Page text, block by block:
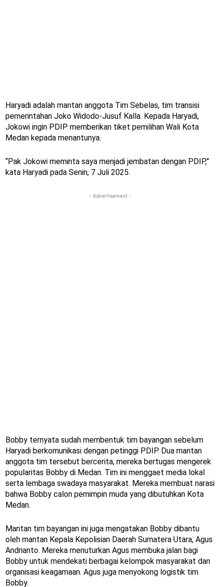
Haryadi adalah mantan anggota Tim Sebelas, tim transisi
pemerintahan Joko Widodo-Jusuf Kalla. Kepada Haryadi,
Jokowi ingin PDIP memberikan tiket pemilihan Wali Kota
Medan kepada menantunya.
“Pak Jokowi meminta saya menjadi jembatan dengan PDIP,”
kata Haryadi pada Senin, 7 Juli 2025.
- Advertisement -
Bobby ternyata sudah membentuk tim bayangan sebelum
Haryadi berkomunikasi dengan petinggi PDIP. Dua mantan
anggota tim tersebut bercerita, mereka bertugas mengerek
popularitas Bobby di Medan. Tim ini menggaet media lokal
serta lembaga swadaya masyarakat. Mereka membuat narasi
bahwa Bobby calon pemimpin muda yang dibutuhkan Kota
Medan.
Mantan tim bayangan ini juga mengatakan Bobby dibantu
oleh mantan Kepala Kepolisian Daerah Sumatera Utara, Agus
Andrianto. Mereka menuturkan Agus membuka jalan bagi
Bobby untuk mendekati berbagai kelompok masyarakat dan
organisasi keagamaan. Agus juga menyokong logistik tim
Bobby.